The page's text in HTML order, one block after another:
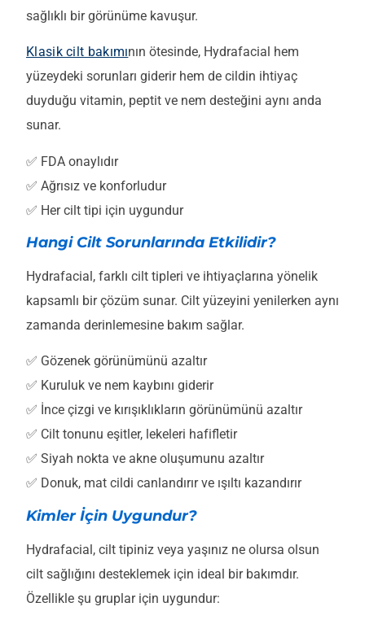
sağlıklı bir görünüme kavuşur.
Klasik cilt bakımının ötesinde, Hydrafacial hem
yüzeydeki sorunları giderir hem de cildin ihtiyaç
duyduğu vitamin, peptit ve nem desteğini aynı anda
sunar.
✅ FDA onaylıdır
✅ Ağrısız ve konforludur
✅ Her cilt tipi için uygundur
Hangi Cilt Sorunlarında Etkilidir?
Hydrafacial, farklı cilt tipleri ve ihtiyaçlarına yönelik
kapsamlı bir çözüm sunar. Cilt yüzeyini yenilerken aynı
zamanda derinlemesine bakım sağlar.
✅ Gözenek görünümünü azaltır
✅ Kuruluk ve nem kaybını giderir
✅ İnce çizgi ve kırışıklıkların görünümünü azaltır
✅ Cilt tonunu eşitler, lekeleri hafifletir
✅ Siyah nokta ve akne oluşumunu azaltır
✅ Donuk, mat cildi canlandırır ve ışıltı kazandırır
Kimler İçin Uygundur?
Hydrafacial, cilt tipiniz veya yaşınız ne olursa olsun
cilt sağlığını desteklemek için ideal bir bakımdır.
Özellikle şu gruplar için uygundur: